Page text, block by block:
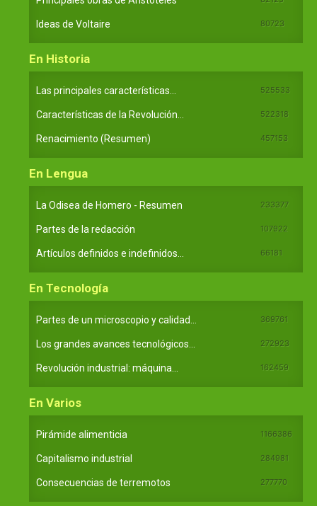
Ideas de Voltaire 80723
En Historia
Las principales características... 525533
Características de la Revolución... 522318
Renacimiento (Resumen) 457153
En Lengua
La Odisea de Homero - Resumen 233377
Partes de la redacción 107922
Artículos definidos e indefinidos... 66181
En Tecnología
Partes de un microscopio y calidad... 369761
Los grandes avances tecnológicos... 272923
Revolución industrial: máquina... 162459
En Varios
Pirámide alimenticia 1166386
Capitalismo industrial 284981
Consecuencias de terremotos 277770